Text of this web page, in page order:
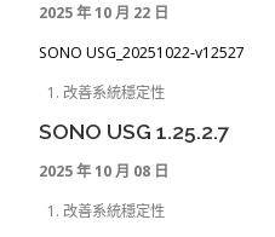
2025 年 10 月 22 日
SONO USG_20251022-v12527
改善系統穩定性
SONO USG 1.25.2.7
2025 年 10 月 08 日
改善系統穩定性